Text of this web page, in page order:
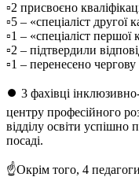
▫️2 присвоєно
▫️5 – «спеціаліст другої
▫️1 – «спеціаліст першої
▫️2 – підтвердили
▫️1 – перенесено чергову
⏺ 3 фахівці
центру професійного
відділу освіти успішно
посаді.
☝️Окрім того, 4